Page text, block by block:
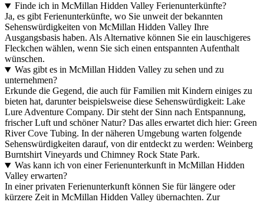
Finde ich in McMillan Hidden Valley Ferienunterkünfte?
Ja, es gibt Ferienunterkünfte, wo Sie unweit der bekannten
Sehenswürdigkeiten von McMillan Hidden Valley Ihre
Ausgangsbasis haben. Als Alternative können Sie ein lauschigeres
Fleckchen wählen, wenn Sie sich einen entspannten Aufenthalt
wünschen.
Was gibt es in McMillan Hidden Valley zu sehen und zu
unternehmen?
Erkunde die Gegend, die auch für Familien mit Kindern einiges zu
bieten hat, darunter beispielsweise diese Sehenswürdigkeit: Lake
Lure Adventure Company. Dir steht der Sinn nach Entspannung,
frischer Luft und schöner Natur? Das alles erwartet dich hier: Green
River Cove Tubing. In der näheren Umgebung warten folgende
Sehenswürdigkeiten darauf, von dir entdeckt zu werden: Weinberg
Burntshirt Vineyards und Chimney Rock State Park.
Was kann ich von einer Ferienunterkunft in McMillan Hidden
Valley erwarten?
In einer privaten Ferienunterkunft können Sie für längere oder
kürzere Zeit in McMillan Hidden Valley übernachten. Zur